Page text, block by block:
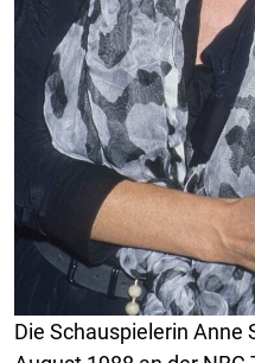
Die Schauspielerin Anne